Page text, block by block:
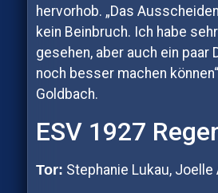
hervorhob. „Das
kein Beinbruch. Ich habe
gesehen, aber auch ein paar
noch besser machen
Goldbach.
ESV 1927
Tor: Stephanie Lukau, Joelle